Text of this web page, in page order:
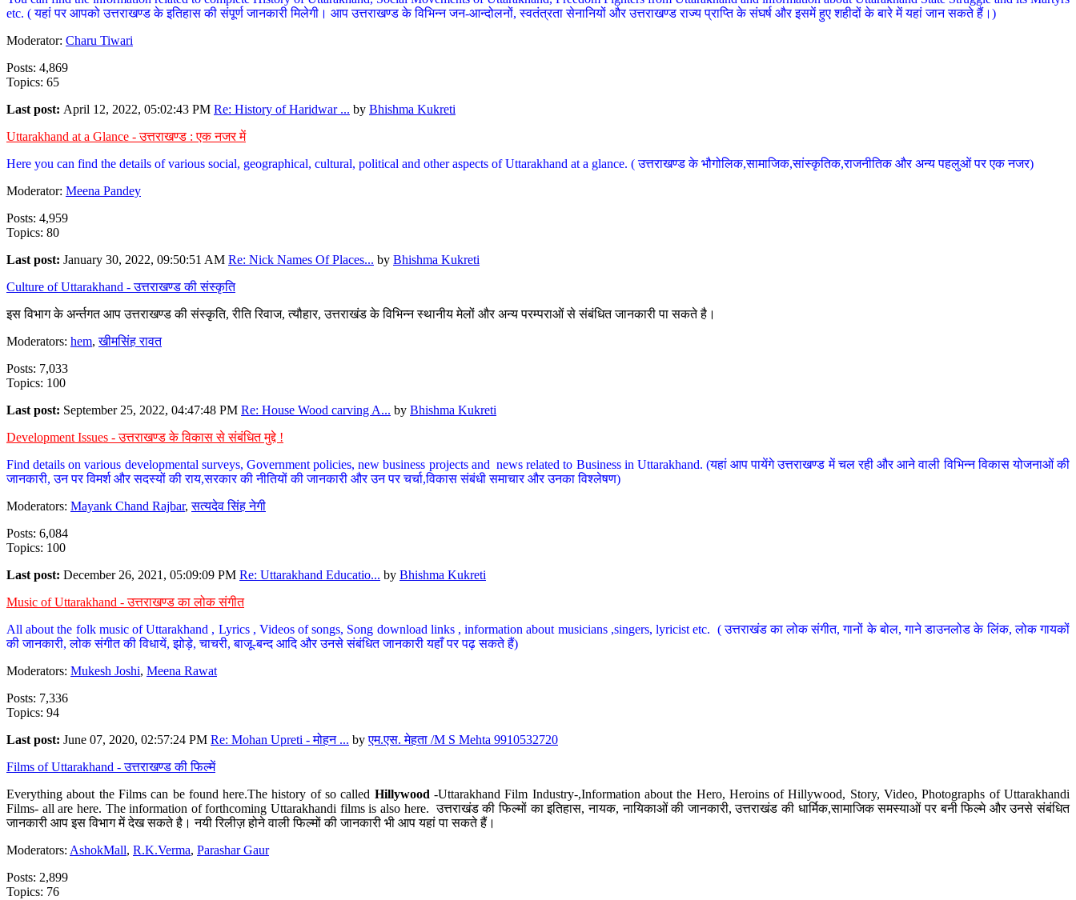
etc. ( यहां पर आपको उत्तराखण्ड के इतिहास की संपूर्ण जानकारी मिलेगी। आप उत्तराखण्ड के विभिन्न जन-आन्दोलनों, स्वतंत्रता सेनानियों और उत्तराखण्ड राज्य प्राप्ति के संघर्ष और इसमें हुए शहीदों के बारे में यहां जान सकते हैं।)
Moderator: Charu Tiwari
Posts: 4,869
Topics: 65
Last post: April 12, 2022, 05:02:43 PM Re: History of Haridwar ... by Bhishma Kukreti
Uttarakhand at a Glance - उत्तराखण्ड : एक नजर में
Here you can find the details of various social, geographical, cultural, political and other aspects of Uttarakhand at a glance. ( उत्तराखण्ड के भौगोलिक,सामाजिक,सांस्कृतिक,राजनीतिक और अन्य पहलुओं पर एक नजर)
Moderator: Meena Pandey
Posts: 4,959
Topics: 80
Last post: January 30, 2022, 09:50:51 AM Re: Nick Names Of Places... by Bhishma Kukreti
Culture of Uttarakhand - उत्तराखण्ड की संस्कृति
इस विभाग के अर्न्तगत आप उत्तराखण्ड की संस्कृति, रीति रिवाज, त्यौहार, उत्तराखंड के विभिन्न स्थानीय मेलों और अन्य परम्पराओं से संबंधित जानकारी पा सकते है।
Moderators: hem,खीमसिंह रावत
Posts: 7,033
Topics: 100
Last post: September 25, 2022, 04:47:48 PM Re: House Wood carving A... by Bhishma Kukreti
Development Issues - उत्तराखण्ड के विकास से संबंधित मुद्दे !
Find details on various developmental surveys, Government policies, new business projects and news related to Business in Uttarakhand. (यहां आप पायेंगे उत्तराखण्ड में चल रही और आने वाली विभिन्न विकास योजनाओं की
जानकारी, उन पर विमर्श और सदस्यों की राय,सरकार की नीतियों की जानकारी और उन पर चर्चा,विकास संबंधी समाचार और उनका विश्लेषण)
Moderators: Mayank Chand Rajbar,सत्यदेव सिंह नेगी
Posts: 6,084
Topics: 100
Last post: December 26, 2021, 05:09:09 PM Re: Uttarakhand Educatio... by Bhishma Kukreti
Music of Uttarakhand - उत्तराखण्ड का लोक संगीत
All about the folk music of Uttarakhand , Lyrics , Videos of songs, Song download links , information about musicians ,singers, lyricist etc. ( उत्तराखंड का लोक संगीत, गानों के बोल, गाने डाउनलोड के लिंक, लोक गायकों
की जानकारी, लोक संगीत की विधायें, झोड़े, चाचरी, बाजू-बन्द आदि और उनसे संबंधित जानकारी यहाँ पर पढ़ सकते हैं)
Moderators: Mukesh Joshi, Meena Rawat
Posts: 7,336
Topics: 94
Last post: June 07, 2020, 02:57:24 PM Re: Mohan Upreti - मोहन ... byएम.एस. मेहता /M S Mehta 9910532720
Films of Uttarakhand - उत्तराखण्ड की फिल्में
Everything about the Films can be found here.The history of so called Hillywood-Uttarakhand Film Industry-,Information about the Hero, Heroins of Hillywood, Story, Video, Photographs of Uttarakhandi
Films- all are here. The information of forthcoming Uttarakhandi films is also here. उत्तराखंड की फिल्मों का इतिहास, नायक, नायिकाओं की जानकारी, उत्तराखंड की धार्मिक,सामाजिक समस्याओं पर बनी फिल्मे और उनसे संबंधित
जानकारी आप इस विभाग में देख सकते है। नयी रिलीज़ होने वाली फिल्मों की जानकारी भी आप यहां पा सकते हैं।
Moderators: AshokMall, R.K.Verma, Parashar Gaur
Posts: 2,899
Topics: 76